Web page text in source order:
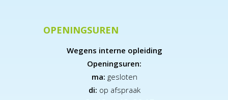
OPENINGSUREN
Wegens interne opleiding
Openingsuren:
ma: gesloten
di: op afspraak